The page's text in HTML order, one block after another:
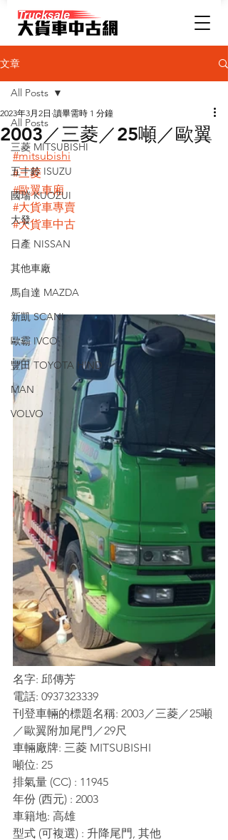
文章
All Posts
三菱 MITSUBISHI
五十鈴 ISUZU
國瑞 KUOZUI
大發
日產 NISSAN
其他車廠
馬自達 MAZDA
新凱 SCANI
歐霸 IVCO
豐田 TOYOTA HIND
MAN
VOLVO
All Posts
2003／三菱／25噸／歐翼
2023年3月2日 讀畢需時 1 分鐘
#mitsubishi
#三菱
#歐翼車廂
#大貨車專賣
#大貨車中古
名字: 邱傳芳
電話: 0937323339
刊登車輛的標題名稱: 2003／三菱／25噸
／歐翼附加尾門／29尺
車輛廠牌: 三菱 MITSUBISHI
噸位: 25
排氣量 (CC) : 11945
年份 (西元) : 2003
車籍地: 高雄
型式 (可複選) : 升降尾門, 其他